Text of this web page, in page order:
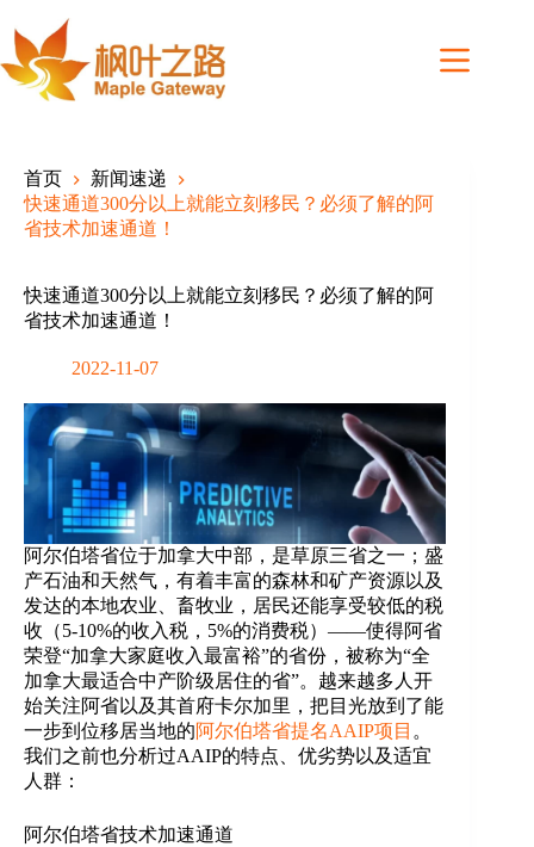
content
首页
新闻速递
快速通道300分以上就能立刻移民？必须了解的阿
省技术加速通道！
快速通道300分以上就能立刻移民？必须了解的阿
省技术加速通道！
2022-11-07
阿尔伯塔省位于加拿大中部，是草原三省之一；盛
产石油和天然气，有着丰富的森林和矿产资源以及
发达的本地农业、畜牧业，居民还能享受较低的税
收（5-10%的收入税，5%的消费税）——使得阿省
荣登“加拿大家庭收入最富裕”的省份，被称为“全
加拿大最适合中产阶级居住的省”。越来越多人开
始关注阿省以及其首府卡尔加里，把目光放到了能
一步到位移居当地的阿尔伯塔省提名AAIP项目 。
我们之前也分析过AAIP的特点、优劣势以及适宜
人群：
阿尔伯塔省技术加速通道